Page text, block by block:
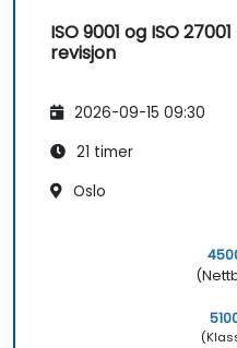
ISO 9001 og ISO
revisjon
2026-09-15 09:30
21 timer
Oslo